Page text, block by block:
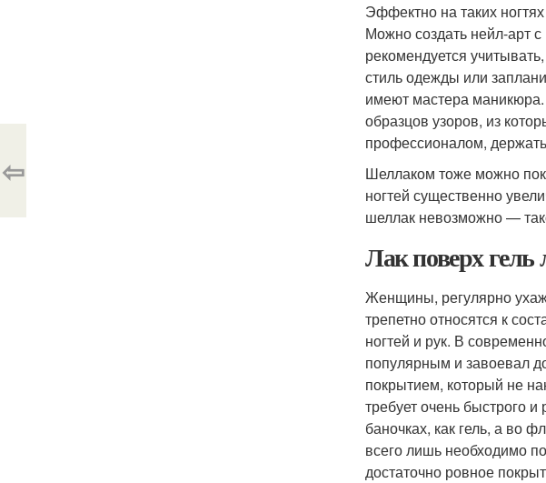
Эффектно на таких
Можно создать нейл-арт
рекомендуется
стиль одежды или
имеют мастера маникюра.
образцов узоров, из
профессионалом,
Шеллаком тоже можно
ногтей существенно
шеллак невозможно —
Лак поверх
Женщины, регулярно
трепетно относятся к
ногтей и рук. В
популярным и завоевал
покрытием, который не
требует очень быстрого
баночках, как гель, а во
всего лишь необходимо
достаточно ровное
⇦